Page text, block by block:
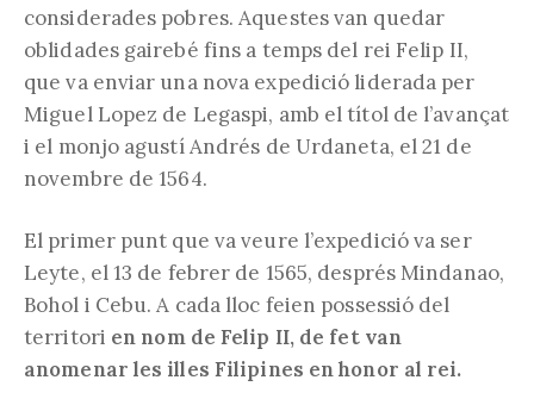
considerades pobres. Aquestes van quedar
oblidades gairebé fins a temps del rei Felip II,
que va enviar una nova expedició liderada per
Miguel Lopez de Legaspi, amb el títol de l’avançat
i el monjo agustí Andrés de Urdaneta, el 21 de
novembre de 1564.
El primer punt que va veure l’expedició va ser
Leyte, el 13 de febrer de 1565, després Mindanao,
Bohol i Cebu. A cada lloc feien possessió del
territori en nom de Felip II, de fet van
anomenar les illes Filipines en honor al rei.